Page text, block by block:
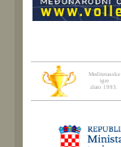
Mediteranske
igre
zlato 1993.